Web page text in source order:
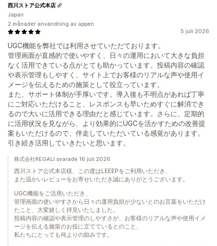
5 juli 2026
UGC機能を弊社では利用させていただております。
管理画面が直感的で使いやすく、日々の運用において大きな負担
なく活用できている点がとても助かっています。投稿内容の確認
や表示管理もしやすく、サイト上でお客様のリアルな声や使用イ
メージを伝えるための施策として役立っています。
また、サポート体制が手厚いです。導入後も不明点があれば丁寧
にご対応いただけること、レスポンスも早いためすぐに解消でき
るので大いに活用できる理由だと感じています。さらに、定期的
に活用状況を見ながら、より効果的にUGCを活かすための改善提
案もいただけるので、伴走していただいている感覚があります。
引き続き活用していきたいと思います。
西川ストア公式本店
Japan
2 månader användning av appen
株式会社REGALI svarade 16 juli 2026
西川ストア公式本店様、この度はLEEEPをご利用いただき、
また温かいレビューをお寄せいただき誠にありがとうございます。
UGC機能をご活用いただき、
管理画面の使いやすさから日々の運用負担が少ないとのお言葉をいただけ
たこと、大変嬉しく拝見いたしました。
投稿内容の確認や表示管理のしやすさが、お客様のリアルな声や使用イメ
ージを伝える施策のお役に立てているとのこと、
私たちにとっても何よりの励みです。